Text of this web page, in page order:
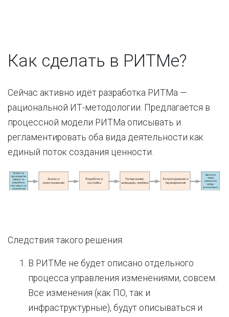
Как сделать в РИТМе?
Сейчас активно идёт разработка РИТМа —
рациональной ИТ-методологии. Предлагается в
процессной модели РИТМа описывать и
регламентировать оба вида деятельности как
единый поток создания ценности.
Следствия такого решения:
В РИТМе не будет описано отдельного
процесса управления изменениями, совсем.
Все изменения (как ПО, так и
инфраструктурные), будут описываться и